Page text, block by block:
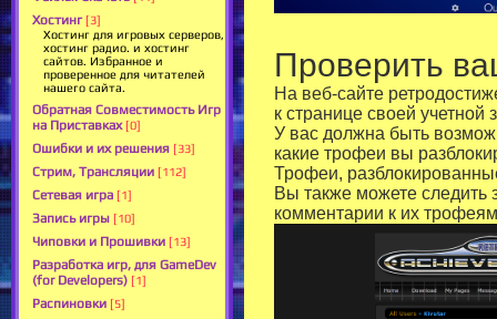
Хостинг [3]
Хостинг для игровых серверов,
хостинг радио. и хостинг
сайтов. Избранное и
проверенное для читателей
нашего сайта.
Обратная Совместимость Игр
на Приставках [0]
Ошибки и их решения [33]
Стрим, Трансляции [112]
Сетевая игра [1]
Запись игры [10]
Чиповки и Прошивки [13]
Разработка игр, для GameDev
(for Developers) [1]
Распиновки [5]
Проверить
На веб-сайте
к странице своей учетной
У вас должна быть
какие трофеи вы
Трофеи,
Вы также можете следить
комментарии к их